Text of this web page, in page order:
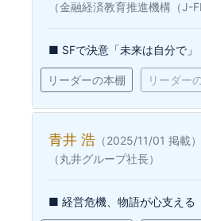
（金融経済教育推進機構（J-
■ SFで決意「未来は自分で」
リーダーの本棚 リーダー
青井 浩 （2025/11/01 掲載）
（丸井グループ社長）
■ 経営危機、物語が心支える